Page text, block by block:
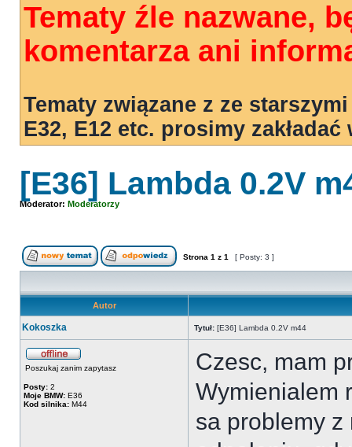
Tematy źle nazwane,
komentarza ani
Tematy związane z ze
E32, E12 etc. prosimy
[E36] Lambda 0.2V
Moderator: Moderatorzy
Strona 1 z 1 [ Posty: 3 ]
Autor
Kokoszka Tytuł: [E36] Lambda 0.2V m44
Poszukaj zanim zapytasz
Posty: 2
Moje BMW: E36
Kod silnika: M44
Czesc, mam
Wymienialem
sa problemy z